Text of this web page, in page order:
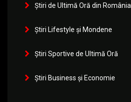
Știri de Ultimă Oră din România
Știri Lifestyle și Mondene
Știri Sportive de Ultimă Oră
Știri Business și Economie